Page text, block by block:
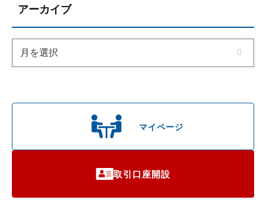
マイページ
取引口座開設
アーカイブ